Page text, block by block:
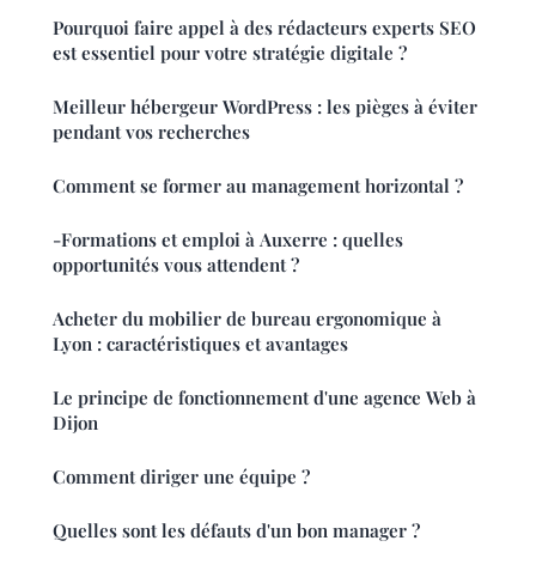
Pourquoi faire appel à des rédacteurs experts SEO
est essentiel pour votre stratégie digitale ?
Meilleur hébergeur WordPress : les pièges à éviter
pendant vos recherches
Comment se former au management horizontal ?
-Formations et emploi à Auxerre : quelles
opportunités vous attendent ?
Acheter du mobilier de bureau ergonomique à
Lyon : caractéristiques et avantages
Le principe de fonctionnement d'une agence Web à
Dijon
Comment diriger une équipe ?
Quelles sont les défauts d'un bon manager ?